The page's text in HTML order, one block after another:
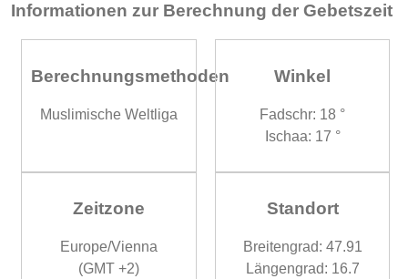
Informationen zur Berechnung der Gebetszeit
Berechnungsmethoden
Muslimische Weltliga
Winkel
Fadschr: 18 °
Ischaa: 17 °
Zeitzone
Europe/Vienna
(GMT +2)
Standort
Breitengrad: 47.91
Längengrad: 16.7